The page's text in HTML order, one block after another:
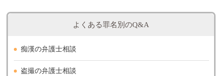
よくある罪名別のQ&A
痴漢の弁護士相談
盗撮の弁護士相談